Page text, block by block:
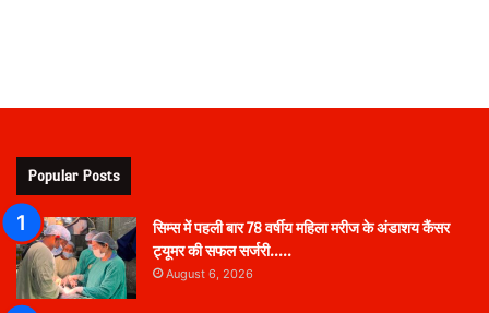
Popular Posts
सिम्स में पहली बार 78 वर्षीय महिला मरीज के अंडाशय कैंसर
ट्यूमर की सफल सर्जरी…..
August 6, 2026